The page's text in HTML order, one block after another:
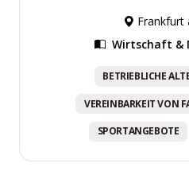
Frankfurt
Wirtschaft &
BETRIEBLICHE
VEREINBARKEIT VON
SPORTANGEBOTE